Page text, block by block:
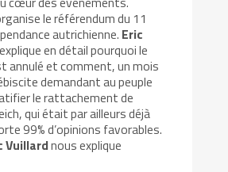
le référendum du 11
autrichienne. Eric
en détail pourquoi le
annulé et comment, un mois
demandant au peuple
le rattachement de
qui était par ailleurs déjà
99% d’opinions favorables.
Vuillardnous explique